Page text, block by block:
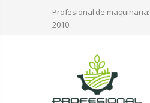
Profesional de
2010